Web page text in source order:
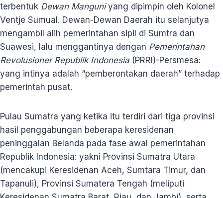
terbentuk Dewan Manguniyang dipimpin oleh Kolonel
Ventje Sumual. Dewan-Dewan Daerah itu selanjutya
mengambil alih pemerintahan sipil di Sumtra dan
Suawesi, lalu menggantinya dengan Pemerintahan
Revolusioner Republik Indonesia (PRRI)-Persmesa:
yang intinya adalah “pemberontakan daerah” terhadap
pemerintah pusat.
Pulau Sumatra yang ketika itu terdiri dari tiga provinsi
hasil penggabungan beberapa keresidenan
peninggalan Belanda pada fase awal pemerintahan
Republik Indonesia: yakni Provinsi Sumatra Utara
(mencakupi Keresidenan Aceh, Sumtara Timur, dan
Tapanuli), Provinsi Sumatera Tengah (meliputi